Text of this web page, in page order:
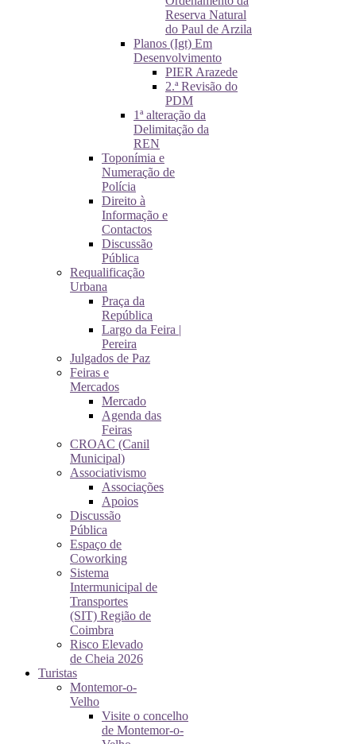
Reserva Natural
do Paul de Arzila
Planos (Igt) Em
Desenvolvimento
PIER Arazede
2.ª Revisão do
PDM
1ª alteração da
Delimitação da
REN
Toponímia e
Numeração de
Polícia
Direito à
Informação e
Contactos
Discussão
Pública
Requalificação
Urbana
Praça da
República
Largo da Feira |
Pereira
Julgados de Paz
Feiras e
Mercados
Mercado
Agenda das
Feiras
CROAC (Canil
Municipal)
Associativismo
Associações
Apoios
Discussão
Pública
Espaço de
Coworking
Sistema
Intermunicipal de
Transportes
(SIT) Região de
Coimbra
Risco Elevado
de Cheia 2026
Turistas
Montemor-o-
Velho
Visite o concelho
de Montemor-o-